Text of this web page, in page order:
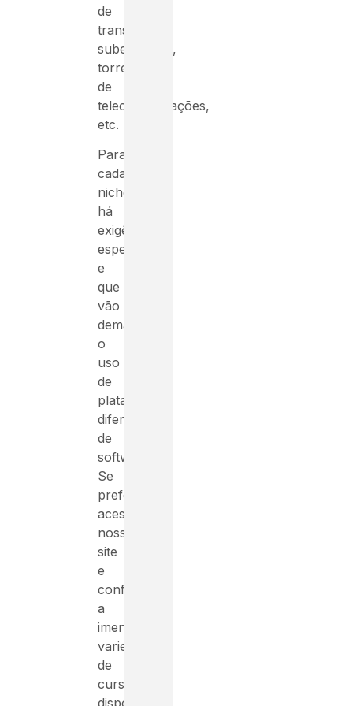
de
transmissão,
subestações,
torres
de
telecomunicações,
etc.
Para
cada
nicho
há
exigências
específicas
e
que
vão
demandar
o
uso
de
plataformas
diferentes
de
software.
Se
preferir,
acesse
nosso
site
e
confira
a
imensa
variedade
de
cursos